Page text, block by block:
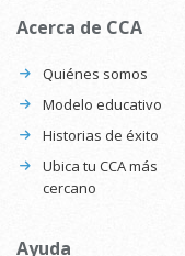
Acerca de CCA
Quiénes somos
Modelo educativo
Historias de éxito
Ubica tu CCA más
cercano
Ayuda